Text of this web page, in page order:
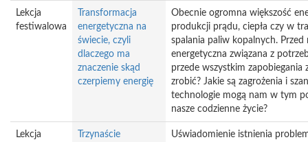
Lekcja
festiwalowa
Transformacja
energetyczna na
świecie, czyli
dlaczego ma
znaczenie skąd
czerpiemy energię
Obecnie ogromna większość
produkcji prądu, ciepła czy w
spalania paliw kopalnych.
energetyczna związana z
przede wszystkim zapobiegania
zrobić? Jakie są zagrożenia i
technologie mogą nam w tym
nasze codzienne życie?
Lekcja
Trzynaście
Uświadomienie istnienia